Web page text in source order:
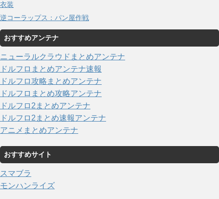
衣装
逆コーラップス：パン屋作戦
おすすめアンテナ
ニューラルクラウドまとめアンテナ
ドルフロまとめアンテナ速報
ドルフロ攻略まとめアンテナ
ドルフロまとめ攻略アンテナ
ドルフロ2まとめアンテナ
ドルフロ2まとめ速報アンテナ
アニメまとめアンテナ
おすすめサイト
スマブラ
モンハンライズ